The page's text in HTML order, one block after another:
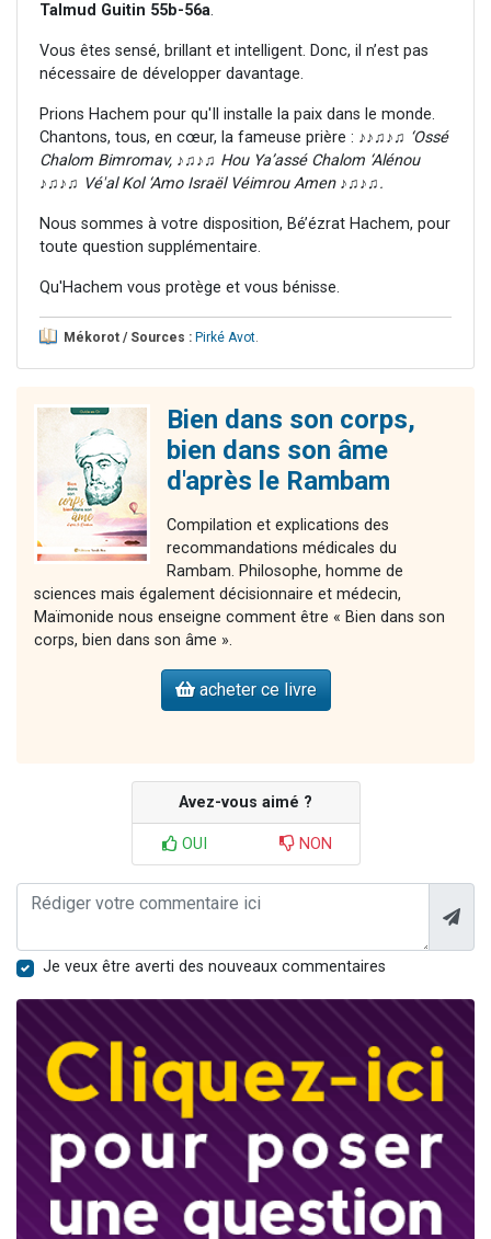
Talmud Guitin 55b-56a.
Vous êtes sensé, brillant et intelligent. Donc, il n’est pas
nécessaire de développer davantage.
Prions Hachem pour qu'Il installe la paix dans le monde.
Chantons, tous, en cœur, la fameuse prière : ♪♪♫♪♫ ‘Ossé
Chalom Bimromav, ♪♫♪♫ Hou Ya’assé Chalom ‘Alénou
♪♫♪♫ Vé'al Kol ‘Amo Israël Véimrou Amen ♪♫♪♫.
Nous sommes à votre disposition, Bé’ézrat Hachem, pour
toute question supplémentaire.
Qu'Hachem vous protège et vous bénisse.
Mékorot / Sources : Pirké Avot.
Bien dans son corps,
bien dans son âme
d'après le Rambam
Compilation et explications des
recommandations médicales du
Rambam. Philosophe, homme de
sciences mais également décisionnaire et médecin,
Maïmonide nous enseigne comment être « Bien dans son
corps, bien dans son âme ».
acheter ce livre
Avez-vous aimé ?
OUI NON
Je veux être averti des nouveaux commentaires